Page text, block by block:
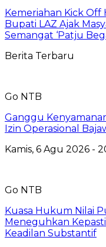
Kemeriahan Kick Off
Bupati LAZ Ajak
Semangat ‘Patju
Berita Terbaru
Go NTB
Ganggu
Izin Operasional
Kamis, 6 Agu 2026 -
Go NTB
Kuasa Hukum Nilai
Meneguhkan
Keadilan Substantif